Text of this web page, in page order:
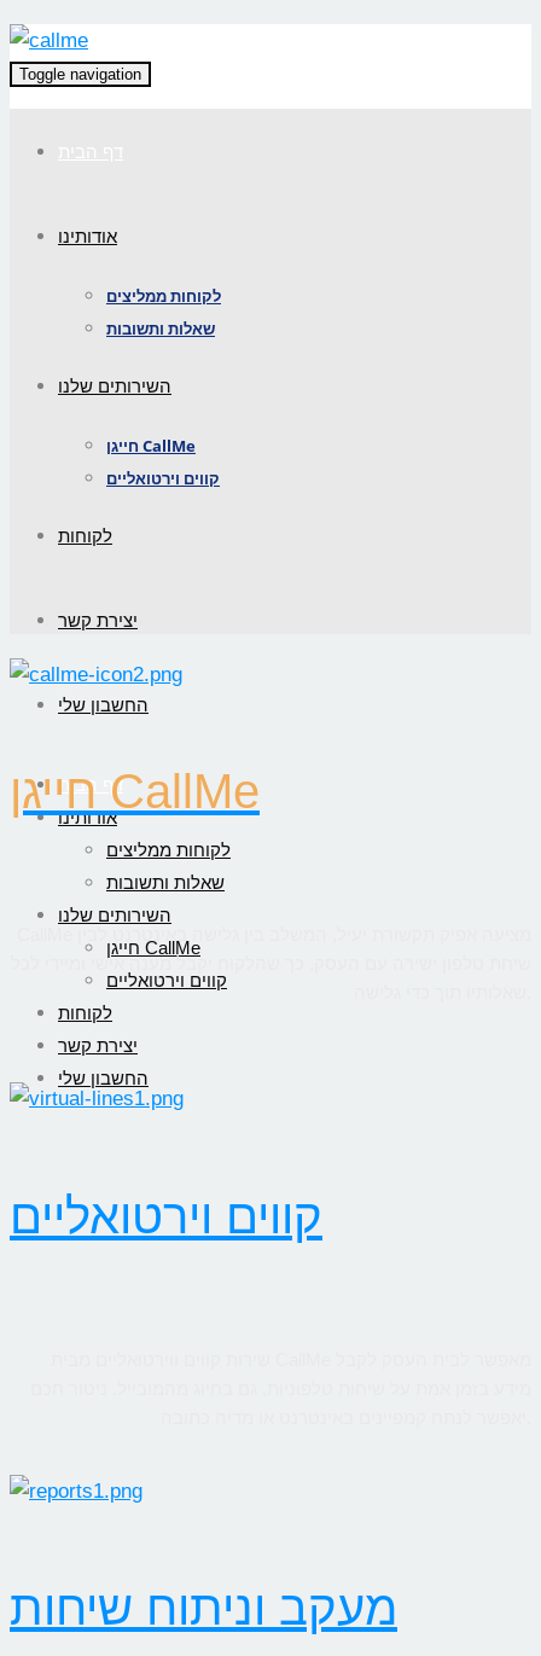
Toggle navigation
אודותינו
לקוחות ממליצים
שאלות ותשובות
השירותים שלנו
חייגן CallMe
קווים וירטואליים
לקוחות
יצירת קשר
החשבון שלי
דף הבית
אודותינו
לקוחות ממליצים
שאלות ותשובות
השירותים שלנו
חייגן CallMe
קווים וירטואליים
לקוחות
יצירת קשר
החשבון שלי
חייגן CallMe
שיחת טלפון ישירה עם העסק, כך שהלקוח יקבל מענה אישי ומיידי לכל
קווים וירטואליים
מעקב וניתוח שיחות